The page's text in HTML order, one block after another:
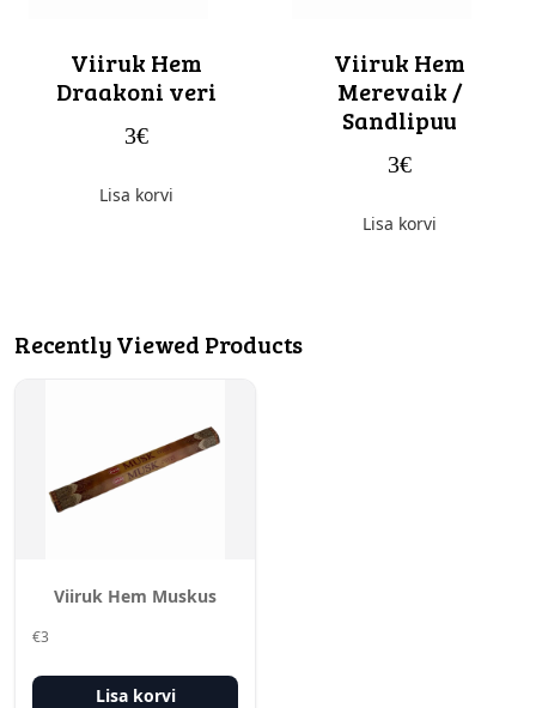
Viiruk Hem
Draakoni veri
€
3
Lisa korvi
Viiruk Hem
Merevaik /
Sandlipuu
€
3
Lisa korvi
Recently Viewed Products
Viiruk Hem Muskus
€3
Lisa korvi